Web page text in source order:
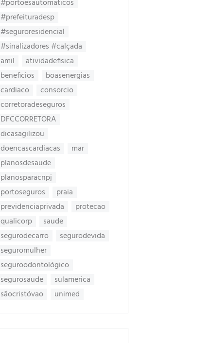
#portoesautomaticos
#prefeituradesp
#seguroresidencial
#sinalizadores #calçada
amil
atividadefisica
beneficios
boasenergias
cardiaco
consorcio
corretoradeseguros
DFCCORRETORA
dicasagilizou
doencascardiacas
mar
planosdesaude
planosparacnpj
portoseguros
praia
previdenciaprivada
protecao
qualicorp
saude
segurodecarro
segurodevida
seguromulher
seguroodontológico
segurosaude
sulamerica
sãocristóvao
unimed